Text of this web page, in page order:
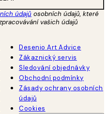
údajů osobních údajů, které
vašich údajů
Desenio Art Advice
Zákaznický servis
Sledování objednávky
Obchodní podmínky
Zásady ochrany osobních
údajů
Cookies